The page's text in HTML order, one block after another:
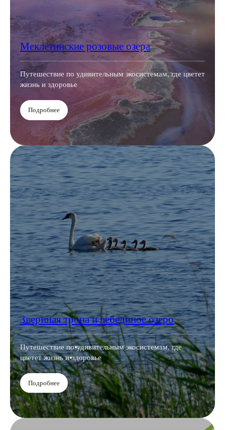
Меклетинские розовые озера
Путешествие по удивительным экосистемам, где цветет
жизнь и здоровье
Подробнее
Звериная тропа и лебединое озеро
Путешествие по⦁удивительным экосистемам, где
цветет жизнь и⦁здоровье
Подробнее
Знакомьтесь,
это сайгак